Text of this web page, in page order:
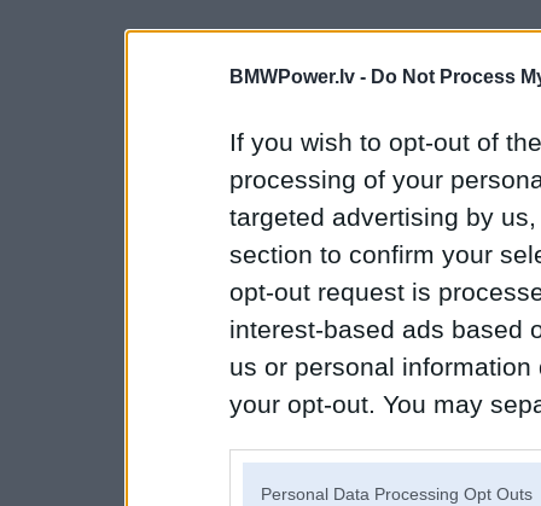
BMWPower.lv - Do Not Process
If you wish to opt-out of
processing of your
targeted advertising by
section to confirm your
opt-out request is
interest-based ads based
us or personal
your opt-out. You may
Personal Data Processing Opt Outs